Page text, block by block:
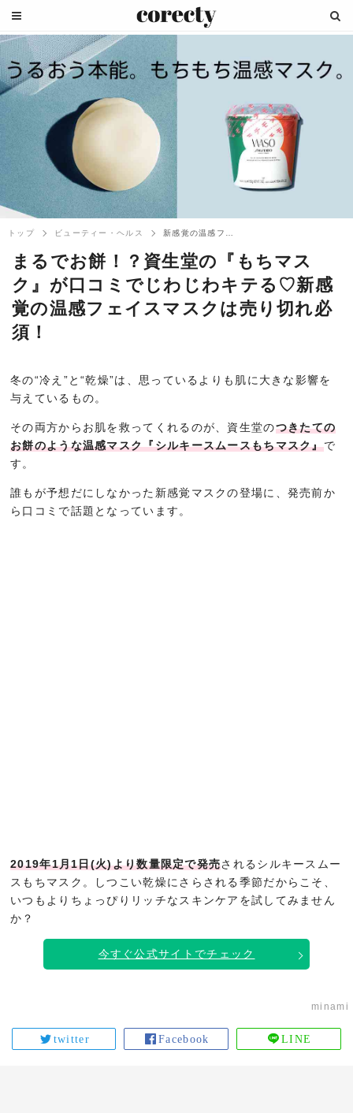
トップ ビューティー・ヘルス
まるでお餅！？資生堂の『もちマス
ク』が口コミでじわじわキテる♡新感
覚の温感フェイスマスクは売り切れ必
須！
冬の“冷え”と“乾燥”は、思っているよりも肌に大きな影響を
与えているもの。
その両方からお肌を救ってくれるのが、資生堂のつきたての
お餅のような温感マスク『シルキースムースもちマスク』で
す。
誰もが予想だにしなかった新感覚マスクの登場に、発売前か
ら口コミで話題となっています。
2019年1月1日(火)より数量限定で発売されるシルキースムー
スもちマスク。しつこい乾燥にさらされる季節だからこそ、
いつもよりちょっぴりリッチなスキンケアを試してみません
か？
今すぐ公式サイトでチェック
minami
twitter Facebook LINE